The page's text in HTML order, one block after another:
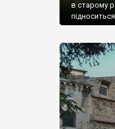
в старому